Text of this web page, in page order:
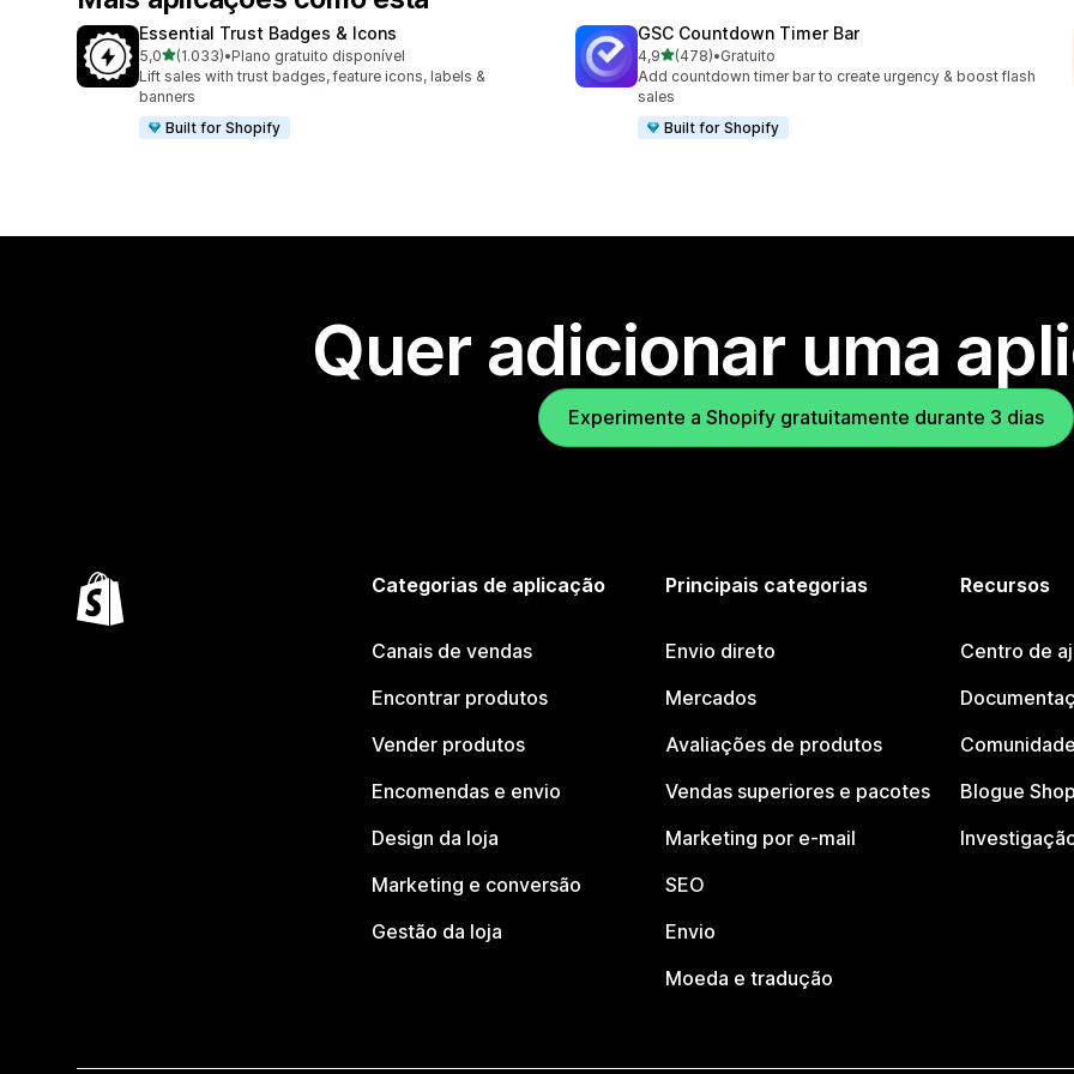
Essential Trust Badges & Icons
5,0de 5 estrelas
(1.033)
1033 total de avaliações
•Plano gratuito disponível
Lift sales with trust badges, feature icons, labels &
banners
Built for Shopify
GSC Countdown Timer Bar
4,9de 5 estrelas
(478)
478 total de avaliações
•Gratuito
Add countdown timer bar to create urgency & boost flash
sales
Built for Shopify
Quer adicionar uma
Experimente a Shopify gratuitamente durante 3 dias
Categorias de aplicação
Canais de vendas
Encontrar produtos
Vender produtos
Encomendas e envio
Design da loja
Marketing e conversão
Gestão da loja
Principais categorias
Envio direto
Mercados
Avaliações de produtos
Vendas superiores e pacotes
Marketing por e-mail
SEO
Envio
Moeda e tradução
Recursos
Centro de
Blogue